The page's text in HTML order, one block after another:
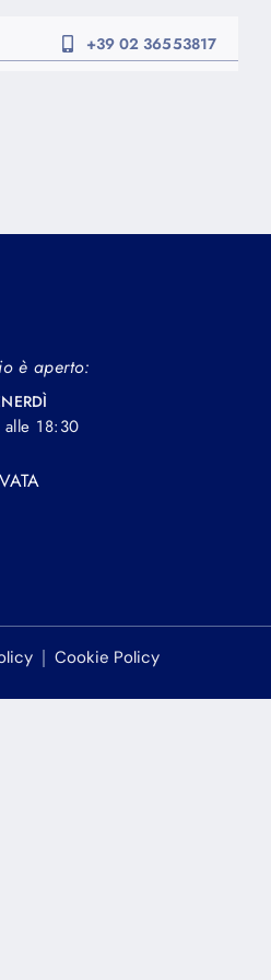
+39 02 36553817
è aperto:
18:30
Cookie Policy